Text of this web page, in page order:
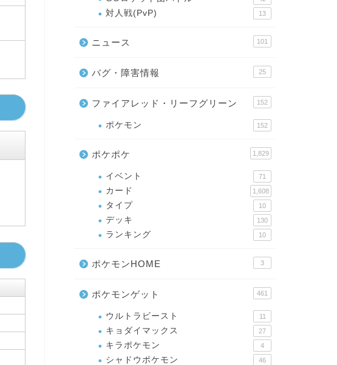
対人戦(PvP) 13
ニュース 101
バグ・障害情報 25
ファイアレッド・リーフグリーン 152
ポケモン 152
ポケポケ 1,829
イベント 71
カード 1,608
タイプ 10
デッキ 130
ランキング 10
ポケモンHOME 3
ポケモンゲット 461
ウルトラビースト 11
キョダイマックス 27
キラポケモン 4
シャドウポケモン 46